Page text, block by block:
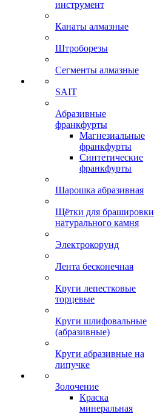
инструмент
Канаты алмазные
Штроборезы
Сегменты алмазные
SAIT
Абразивные
франкфурты
Магнезиальные
франкфурты
Синтетические
франкфурты
Шарошка абразивная
Щётки для брашировки
натурального камня
Электрокорунд
Лента бесконечная
Круги лепестковые
торцевые
Круги шлифовальные
(абразивные)
Круги абразивные на
липучке
Золочение
Краска
минеральная